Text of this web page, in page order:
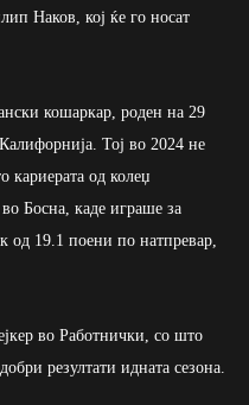
Наков, кој ќе го носат
кошаркар, роден на 29
Тој во 2024 не
од колеџ
Босна, каде играше за
од 19.1 поени по натпревар,
во Работнички, со што
резултати идната сезона.